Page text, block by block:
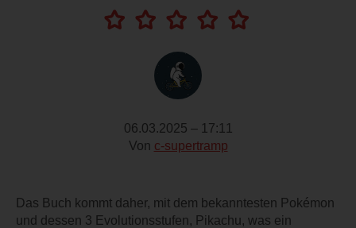
06.03.2025 – 17:11
Von c-supertramp
Das Buch kommt daher, mit dem bekanntesten Pokémon
und dessen 3 Evolutionsstufen, Pikachu, was ein